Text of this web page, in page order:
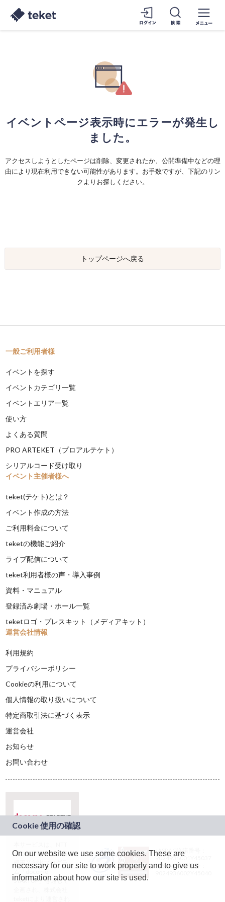
イベントページ表示時にエラーが発生し
ました。
アクセスしようとしたページは削除、変更されたか、公開準備中などの理
由により現在利用できない可能性があります。お手数ですが、下記のリン
クよりお探しください。
トップページへ戻る
一般ご利用者様
イベントを探す
イベントカテゴリ一覧
イベントエリア一覧
使い方
よくある質問
PRO ARTEKET（プロアルテケト）
シリアルコード受け取り
イベント主催者様へ
teket(テケト)とは？
イベント作成の方法
ご利用料金について
teketの機能ご紹介
ライブ配信について
teket利用者様の声・導入事例
資料・マニュアル
登録済み劇場・ホール一覧
teketロゴ・プレスキット（メディアキット）
運営会社情報
利用規約
プライバシーポリシー
Cookieの利用について
個人情報の取り扱いについて
特定商取引法に基づく表示
運営会社
お知らせ
お問い合わせ
ドコモグループの新
規事業創出プログラ
ム「docomo
STARTUP」を通じて
JASRAC許諾番号：
9024936001Y45037
JASRAC許諾番号：
On our website we use some cookies. These are
necessary for our site to work properly and to give us
information about how our site is used.